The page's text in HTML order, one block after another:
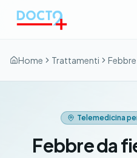
Home Trattamenti
Telemedicina
Febbre da